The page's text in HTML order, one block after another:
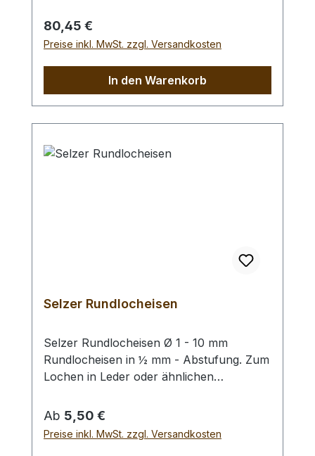
mm. Bitte benutzen Sie zum Schlagen
unbedingt einen geeigneten Hammer
(keinen Stahlhammer) und eine geeignete
eine Beschädigung des Werkzeugs
auszuschliessen, siehe Zubehör.
Regulärer Preis:
80,45 €
Preise inkl. MwSt. zzgl. Versandkosten
In den Warenkorb
Selzer Rundlocheisen
Selzer Rundlocheisen Ø 1 - 10 mm
Rundlocheisen in ½ mm - Abstufung. Zum
Lochen in Leder oder ähnlichen
Unterlage und einen geeigneten
Hammer zum Schlagen, (keinen
Stahlhammer; Gefahr des Splitterns) siehe
Regulärer Preis:
Ab 5,50 €
Preise inkl. MwSt. zzgl. Versandkosten